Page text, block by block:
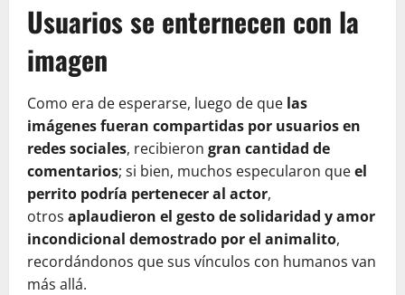
Usuarios se enternecen con la
imagen
Como era de esperarse, luego de que las
imágenes fueran compartidas por usuarios en
redes sociales, recibieron gran cantidad de
comentarios; si bien, muchos especularon queel
perrito podría pertenecer al actor,
otros aplaudieron el gesto de solidaridad y amor
incondicional demostrado por el animalito,
recordándonos que sus vínculos con humanos van
más allá.